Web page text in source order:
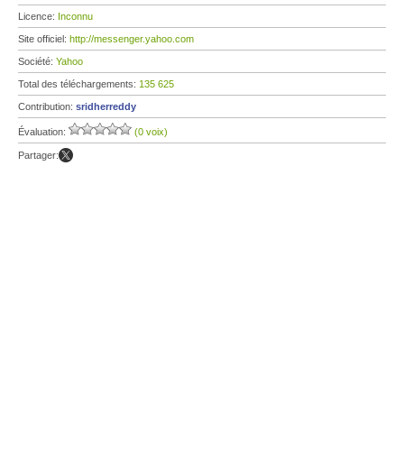
Licence: Inconnu
Site officiel: http://messenger.yahoo.com
Société: Yahoo
Total des téléchargements: 135 625
Contribution: sridherreddy
Évaluation: (0 voix)
Partager: